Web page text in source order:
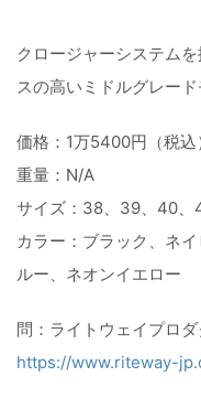
クロージャーシステム
スの高いミドルグレード
価格：1万5400円（税込
重量：N/A
サイズ：38、39、40
カラー：ブラック、ネ
ルー、ネオンイエロー
問：ライトウェイプロ
https://www.riteway-